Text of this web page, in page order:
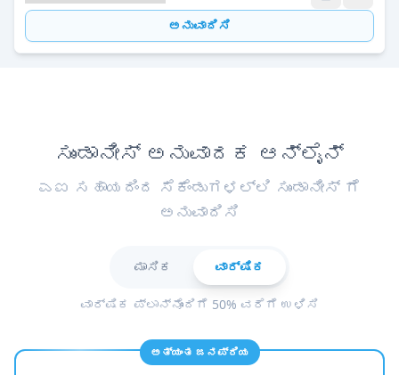
ಅನುವಾದಿಸಿ
ಸುಂಡಾನೀಸ್ ಅನುವಾದಕ ಆನ್ಲೈನ್
ಎಐ ಸಹಾಯದಿಂದ ಸೆಕೆಂಡುಗಳಲ್ಲಿ ಸುಂಡಾನೀಸ್ ಗೆ
ಅನುವಾದಿಸಿ
ಮಾಸಿಕ ವಾರ್ಷಿಕ
ವಾರ್ಷಿಕ ಪ್ಲಾನ್‌ನೊಂದಿಗೆ 50% ವರೆಗೆ ಉಳಿಸಿ
ಅತ್ಯಂತ ಜನಪ್ರಿಯ